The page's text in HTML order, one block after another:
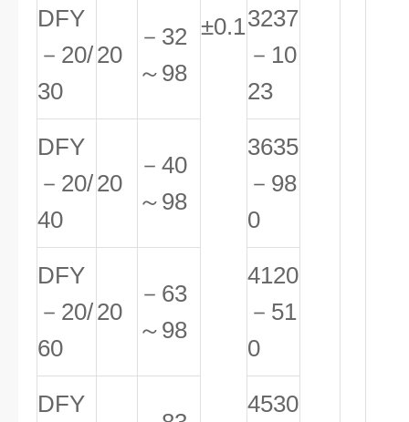
±0.1
DFY
－20/
30
20
－32
～98
3237
－10
23
DFY
－20/
40
20
－40
～98
3635
－98
0
DFY
－20/
60
20
－63
～98
4120
－51
0
DFY 4530